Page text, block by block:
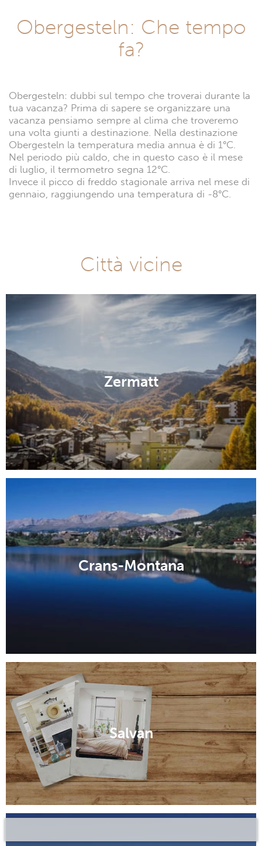
Obergesteln: Che tempo
fa?
Obergesteln: dubbi sul tempo che troverai durante la
tua vacanza? Prima di sapere se organizzare una
vacanza pensiamo sempre al clima che troveremo
una volta giunti a destinazione. Nella destinazione
Obergesteln la temperatura media annua è di 1°C.
Nel periodo più caldo, che in questo caso è il mese
di luglio, il termometro segna 12°C.
Invece il picco di freddo stagionale arriva nel mese di
gennaio, raggiungendo una temperatura di -8°C.
Città vicine
Zermatt
Crans-Montana
Salvan